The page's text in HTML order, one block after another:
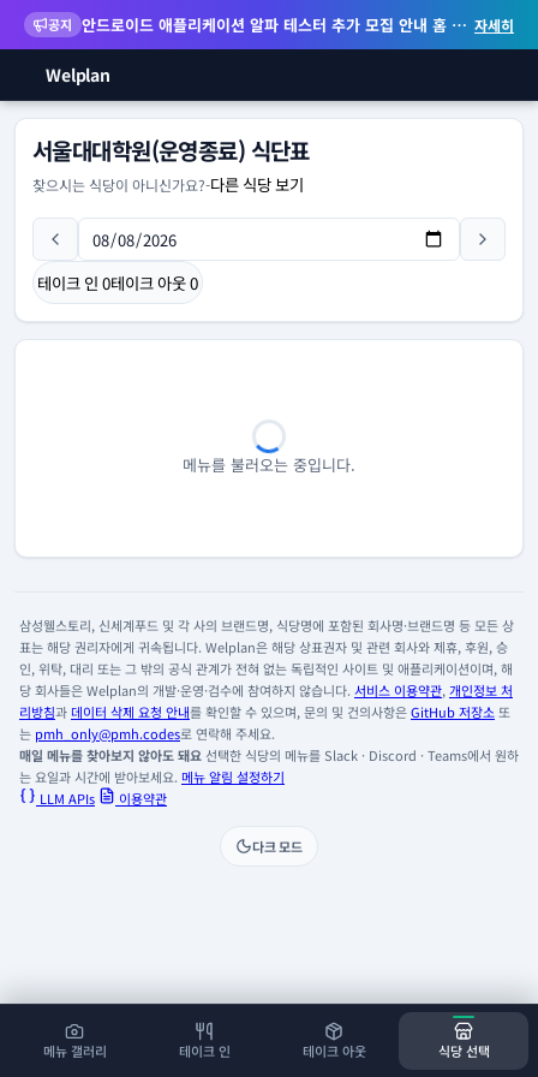
공지 안드로이드 애플리케이션 알파 테스터 추가 모집 안내 홈 화면 위젯 등 지원 자세히
Welplan
메뉴 갤러리 테이크 인 테이크 아웃 식당 선택
서울대대학원(운영종료) 식단표
찾으시는 식당이 아니신가요?-다른 식당 보기
테이크 인 0테이크 아웃0
메뉴를 불러오는 중입니다.
삼성웰스토리, 신세계푸드 및 각 사의 브랜드명, 식당명에 포함된 회사명·브랜드명 등 모든 상
표는 해당 권리자에게 귀속됩니다. Welplan은 해당 상표권자 및 관련 회사와 제휴, 후원, 승
인, 위탁, 대리 또는 그 밖의 공식 관계가 전혀 없는 독립적인 사이트 및 애플리케이션이며, 해
당 회사들은 Welplan의 개발·운영·검수에 참여하지 않습니다. 서비스 이용약관, 개인정보 처
리방침과데이터 삭제 요청 안내를 확인할 수 있으며, 문의 및 건의사항은GitHub 저장소 또
는 pmh_only@pmh.codes로 연락해 주세요.
매일 메뉴를 찾아보지 않아도 돼요선택한 식당의 메뉴를 Slack · Discord · Teams에서 원하
는 요일과 시간에 받아보세요. 메뉴 알림 설정하기
LLM APIs
이용약관
다크 모드